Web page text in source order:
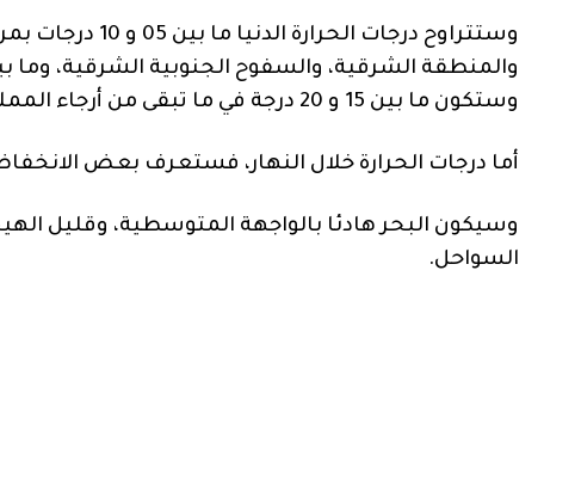
وستكون ما بين 15 و 20 درجة في ما تبقى من أرجاء المملكة.
أما درجات الحرارة خلال النهار، فستعرف بعض
وسيكون البحر هادئا بالواجهة المتوسطية، وقليل
السواحل.